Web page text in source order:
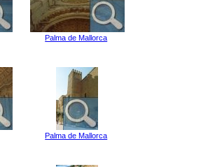
Palma de Mallorca
Palma de Mallorca